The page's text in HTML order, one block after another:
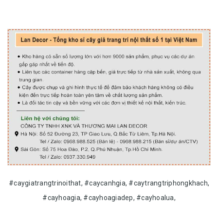
#caygiatrangtrinoithat, #caycanhgia, #caytrangtriphongkhach,
#cayhoagia, #cayhoagiadep, #cayhoalua,